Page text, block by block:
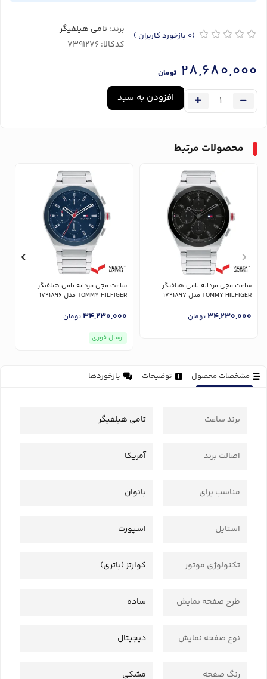
(0 بازخورد کاربران ) برند:تامی هیلفیگر
کدکالا:
28,680,000 تومان
افزودن به سبد
محصولات مرتبط
ساعت مچی مردانه تامی هیلفیگر
TOMMY HILFIGER مدل 1791897
34,230,000تومان
ساعت مچی مردانه تامی هیلفیگر
TOMMY HILFIGER مدل 1791896
34,230,000تومان
ارسال فوری
مشخصات محصول توضیحات بازخوردها
برند ساعت تامی هیلفیگر
اصالت برند آمریکا
مناسب برای بانوان
استایل اسپورت
تکنولوژی موتور کوارتز (باتری)
طرح صفحه نمایش ساده
نوع صفحه نمایش دیجیتال
رنگ صفحه مشکی